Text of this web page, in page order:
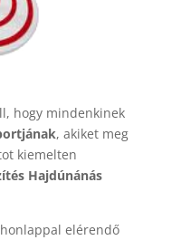
hogy mindenkinek
, akiket meg
kiemelten
Hajdúnánás
elérendő